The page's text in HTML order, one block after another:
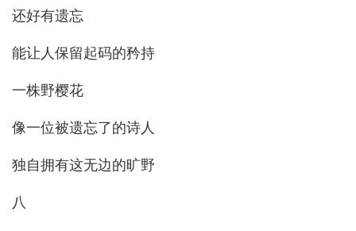
还好有遗忘
能让人保留起码的矜持
一株野樱花
像一位被遗忘了的诗人
独自拥有这无边的旷野
八